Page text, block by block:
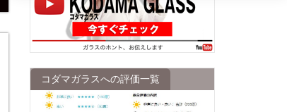
コダマガラスへの評価一覧